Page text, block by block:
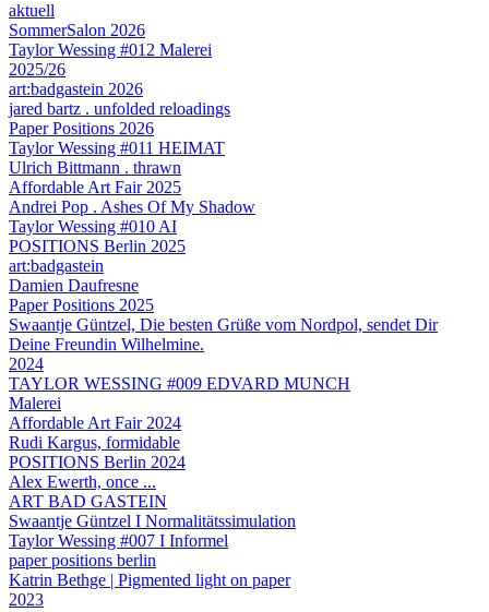
aktuell
SommerSalon 2026
Taylor Wessing #012 Malerei
2025/26
art:badgastein 2026
jared bartz . unfolded reloadings
Paper Positions 2026
Taylor Wessing #011 HEIMAT
Ulrich Bittmann . thrawn
Affordable Art Fair 2025
Andrei Pop . Ashes Of My Shadow
Taylor Wessing #010 AI
POSITIONS Berlin 2025
art:badgastein
Damien Daufresne
Paper Positions 2025
Swaantje Güntzel, Die besten Grüße vom Nordpol, sendet Dir
Deine Freundin Wilhelmine.
2024
TAYLOR WESSING #009 EDVARD MUNCH
Malerei
Affordable Art Fair 2024
Rudi Kargus, formidable
POSITIONS Berlin 2024
Alex Ewerth, once ...
ART BAD GASTEIN
Swaantje Güntzel I Normalitätssimulation
Taylor Wessing #007 I Informel
paper positions berlin
Katrin Bethge | Pigmented light on paper
2023